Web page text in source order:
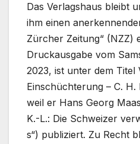
Das Verlagshaus bleibt
ihm einen
Zürcher Zeitung“ (NZZ)
Druckausgabe vom
2023, ist unter dem Titel
Einschüchterung – C.
weil er Hans Georg
K.-L.: Die Schweizer
s“) publiziert. Zu Recht